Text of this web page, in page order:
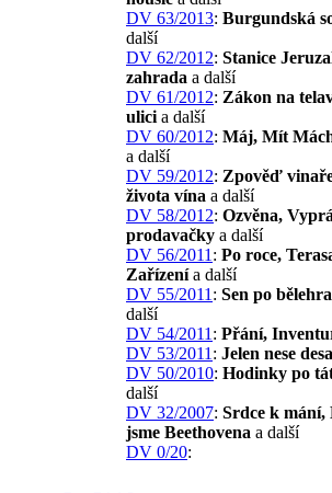
DV 63/2013: Burgundská
další
DV 62/2012: Stanice
zahrada a další
DV 61/2012: Zákon na
ulici a další
DV 60/2012: Máj, Mít
a další
DV 59/2012: Zpověď
života vína a další
DV 58/2012: Ozvěna,
prodavačky a další
DV 56/2011 : Po roce,
Zařízenía další
DV 55/2011 : Sen po
další
DV 54/2011 : Přání,
DV 53/2011 : Jelen nese
DV 50/2010: Hodinky po
další
DV 32/2007: Srdce k mání,
jsme Beethovena a další
DV 0/20: